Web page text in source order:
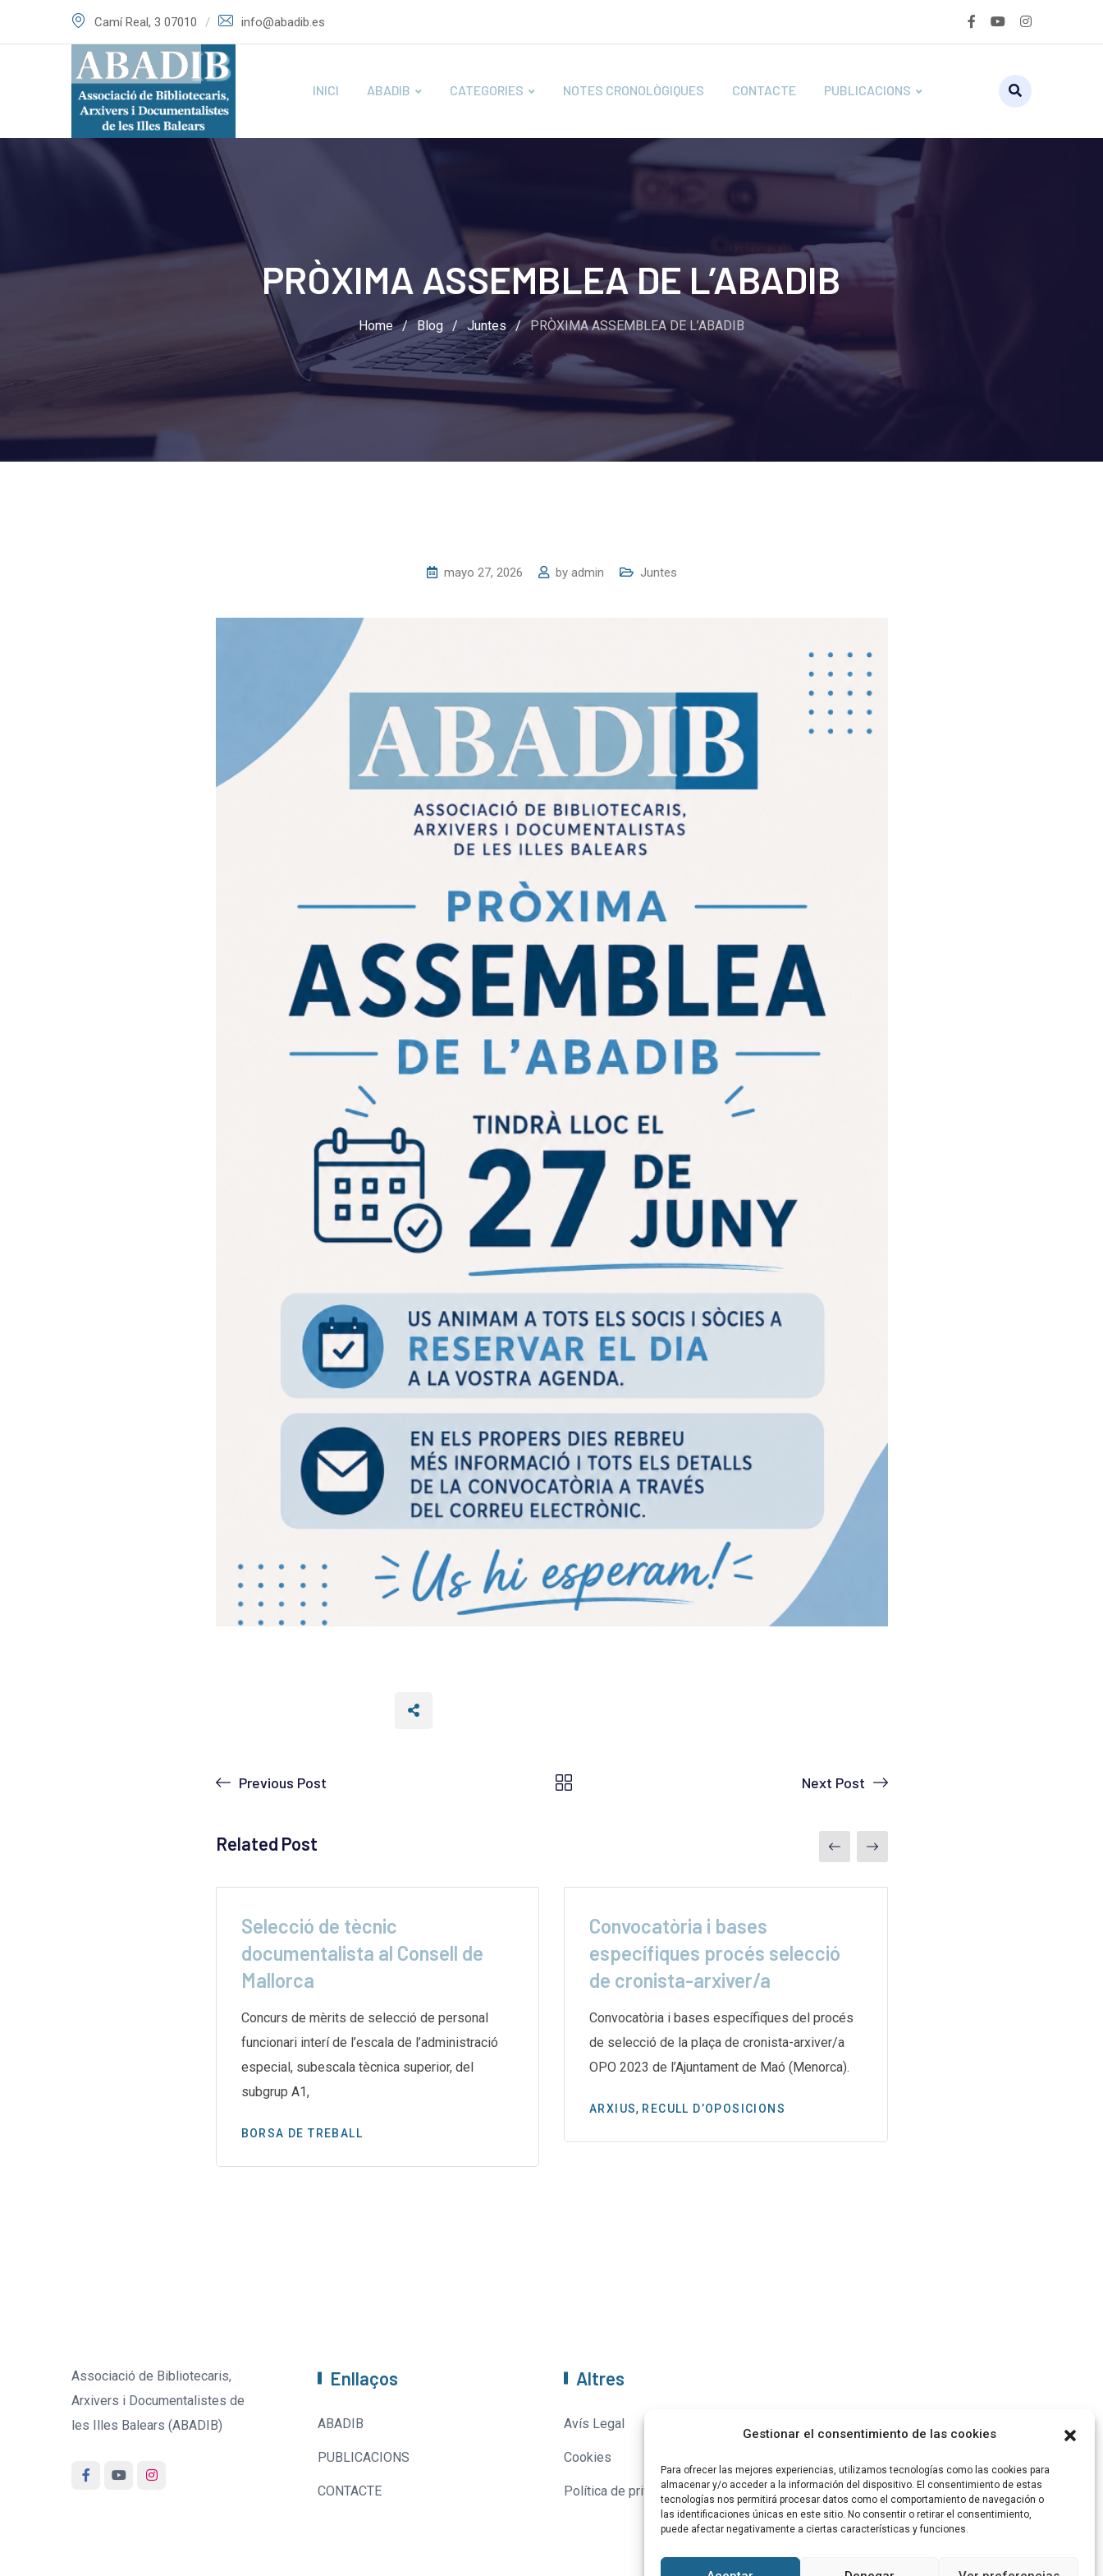
Gestionar el consentimiento de las cookies
Para ofrecer las mejores experiencias, utilizamos tecnologías como las cookies para
almacenar y/o acceder a la información del dispositivo. El consentimiento de estas
tecnologías nos permitirá procesar datos como el comportamiento de navegación o
las identificaciones únicas en este sitio. No consentir o retirar el consentimiento,
puede afectar negativamente a ciertas características y funciones.
Camí Real, 3 07010 info@abadib.es
INICI ABADIB CATEGORIES NOTES CRONOLÒGIQUES CONTACTE PUBLICACIONS
PRÒXIMA ASSEMBLEA DE L’ABADIB
Home / Blog / Juntes / PRÒXIMA ASSEMBLEA DE L’ABADIB
mayo 27, 2026 by admin Juntes
Previous Post Next Post
Related Post
Selecció de tècnic
documentalista al Consell de
Mallorca
Concurs de mèrits de selecció de personal
funcionari interí de l’escala de l’administració
especial, subescala tècnica superior, del
subgrup A1,
BORSA DE TREBALL
Convocatòria i bases
específiques procés selecció
de cronista-arxiver/a
Convocatòria i bases específiques del procés
de selecció de la plaça de cronista-arxiver/a
OPO 2023 de l’Ajuntament de Maó (Menorca).
ARXIUS, RECULL D’OPOSICIONS
Associació de Bibliotecaris,
Arxivers i Documentalistes de
les Illes Balears (ABADIB)
Enllaços
ABADIB
PUBLICACIONS
CONTACTE
Altres
Avís Legal
Cookies
Política de privacitat